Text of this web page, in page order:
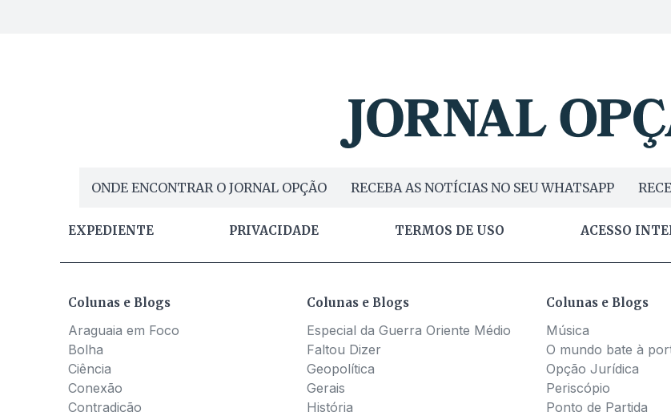
ONDE ENCONTRAR O JORNAL OPÇÃO RECEBA AS NOTÍCIAS NO SEU WHATSAPP
EXPEDIENTE PRIVACIDADE TERMOS DE USO ACESSO
Colunas e Blogs
Araguaia em Foco
Bolha
Ciência
Conexão
Contradição
Colunas e Blogs
Especial da Guerra Oriente Médio
Faltou Dizer
Geopolítica
Gerais
História
Colunas e Blogs
Música
O mundo bate à
Opção Jurídica
Periscópio
Ponto de Partida